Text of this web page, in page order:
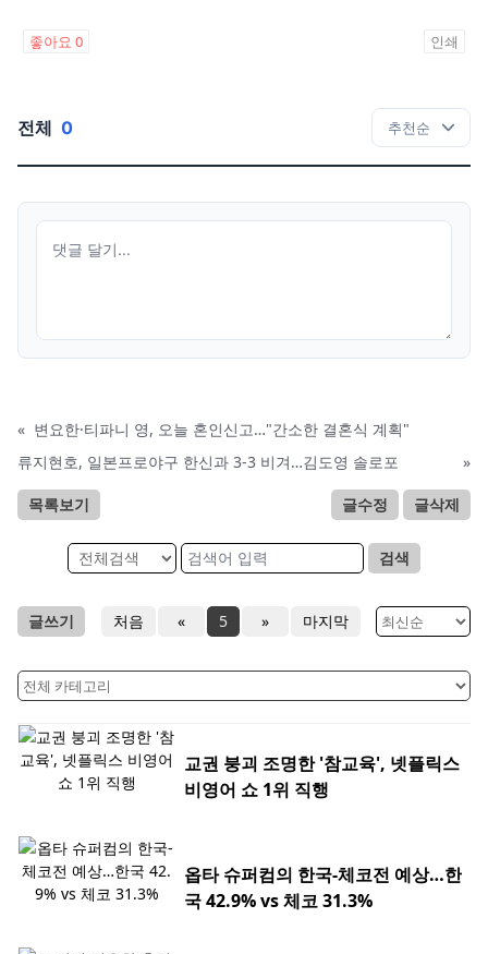
좋아요 0 인쇄
전체 0
« 변요한·티파니 영, 오늘 혼인신고…"간소한 결혼식 계획"
류지현호, 일본프로야구 한신과 3-3 비겨…김도영 솔로포
»
목록보기 글수정 글삭제
검색
글쓰기 처음 « 5 » 마지막
교권 붕괴 조명한 '참교육', 넷플릭스
비영어 쇼 1위 직행
옵타 슈퍼컴의 한국-체코전 예상…한
국 42.9% vs 체코 31.3%